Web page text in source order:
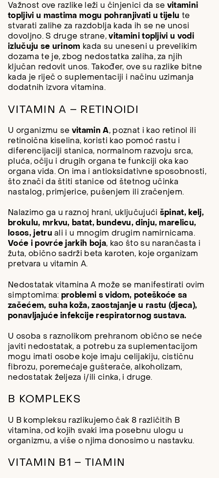
Važnost ove razlike leži u činjenici da se vitamini
topljivi u mastima mogu pohranjivati u tijelu te
stvarati zalihe za razdoblja kada ih se ne unosi
dovoljno. S druge strane,vitamini topljivi u vodi
izlučuju se urinom kada su uneseni u prevelikim
dozama te je, zbog nedostatka zaliha, za njih
ključan redovit unos. Također, ove su razlike bitne
kada je riječ o suplementaciji i načinu uzimanja
dodatnih izvora vitamina.
VITAMIN A – RETINOIDI
U organizmu se vitamin A, poznat i kao retinol ili
retinoična kiselina, koristi kao pomoć rastu i
diferencijaciji stanica, normalnom razvoju srca,
pluća, očiju i drugih organa te funkciji oka kao
organa vida. On ima i antioksidativne sposobnosti,
što znači da štiti stanice od štetnog učinka
nastalog, primjerice, pušenjem ili zračenjem.
Nalazimo ga u raznoj hrani, uključujući špinat, kelj,
brokulu, mrkvu, batat, bundevu, dinju, marelicu,
losos, jetru ali i u mnogim drugim namirnicama.
Voće i povrće jarkih boja, kao što su narančasta i
žuta, obično sadrži beta karoten, koje organizam
pretvara u vitamin A.
Nedostatak vitamina A može se manifestirati ovim
simptomima: problemi s vidom, poteškoće sa
začećem, suha koža, zaostajanje u rastu (djeca),
ponavljajuće infekcije respiratornog sustava.
U osoba s raznolikom prehranom obično se neće
javiti nedostatak, a potrebu za suplementacijom
mogu imati osobe koje imaju celijakiju, cističnu
fibrozu, poremećaje gušterače, alkoholizam,
nedostatak željeza i/ili cinka, i druge.
B KOMPLEKS
U B kompleksu razlikujemo čak 8 različitih B
vitamina, od kojih svaki ima posebnu ulogu u
organizmu, a više o njima donosimo u nastavku.
VITAMIN B1 – TIAMIN